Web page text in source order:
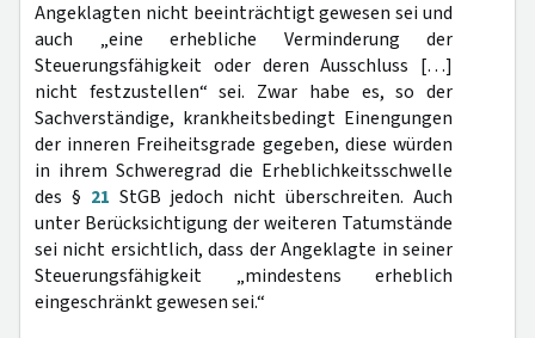
Angeklagten nicht beeinträchtigt gewesen sei und
auch „eine erhebliche Verminderung der
Steuerungsfähigkeit oder deren Ausschluss […]
nicht festzustellen“ sei. Zwar habe es, so der
Sachverständige, krankheitsbedingt Einengungen
der inneren Freiheitsgrade gegeben, diese würden
in ihrem Schweregrad die Erheblichkeitsschwelle
des § 21 StGB jedoch nicht überschreiten. Auch
unter Berücksichtigung der weiteren Tatumstände
sei nicht ersichtlich, dass der Angeklagte in seiner
Steuerungsfähigkeit „mindestens erheblich
eingeschränkt gewesen sei.“